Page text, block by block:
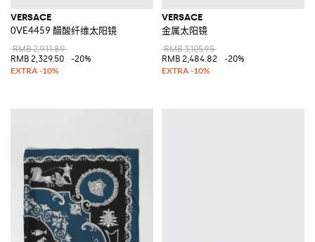
VERSACE
0VE4459 醋酸纤维太阳镜
RMB 2,911.89
RMB 2,329.50
-20%
VERSACE
金属太阳镜
RMB 3,105.95
RMB 2,484.82
-20%